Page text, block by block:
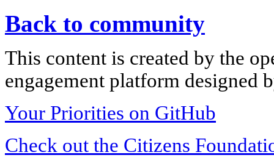
Back to community
This content is created by the
engagement platform designed
Your Priorities on GitHub
Check out the Citizens